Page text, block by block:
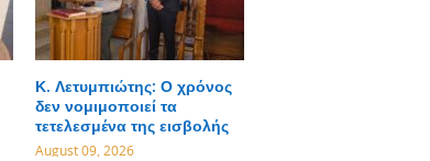
Κ. Λετυμπιώτης: Ο χρόνος
δεν νομιμοποιεί τα
τετελεσμένα της εισβολής
August 09, 2026